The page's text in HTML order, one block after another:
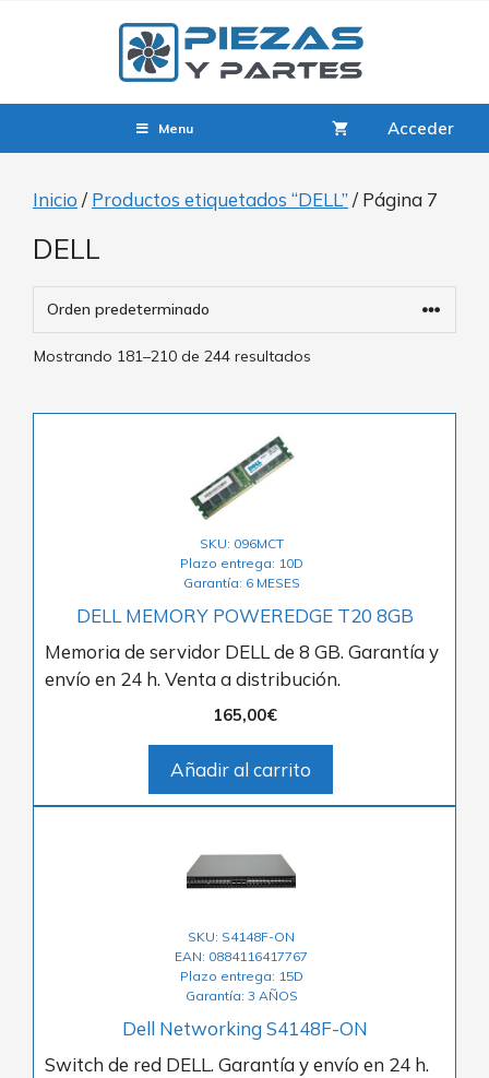
Menu Acceder
Inicio / Productos etiquetados “DELL” / Página 7
DELL
Mostrando 181–210 de 244 resultados
SKU: 096MCT
Plazo entrega: 10D
Garantía: 6 MESES
DELL MEMORY POWEREDGE T20 8GB
Memoria de servidor DELL de 8 GB. Garantía y
envío en 24 h. Venta a distribución.
165,00€
Añadir al carrito
SKU: S4148F-ON
EAN: 0884116417767
Plazo entrega: 15D
Garantía: 3 AÑOS
Dell Networking S4148F-ON
Switch de red DELL. Garantía y envío en 24 h.